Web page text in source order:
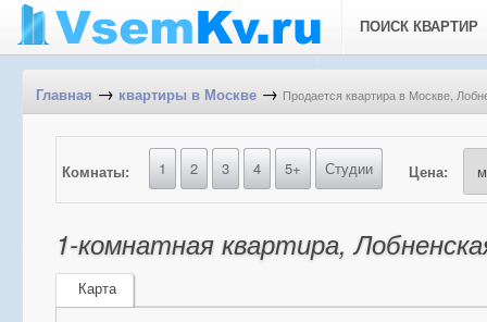
ПОИСК КВАРТИР
Главная → квартиры в Москве → Продается квартира в Москве,
Комнаты: 1 2 3 4 5+ Студии Цена:
1-комнатная квартира,
Карта